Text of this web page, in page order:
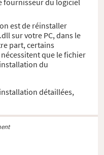
est de réinstaller
sur votre PC, dans le
part, certains
que le fichier
du
détaillées,